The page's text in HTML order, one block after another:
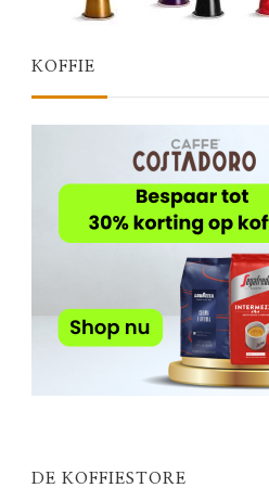
KOFFIE
DE KOFFIESTORE